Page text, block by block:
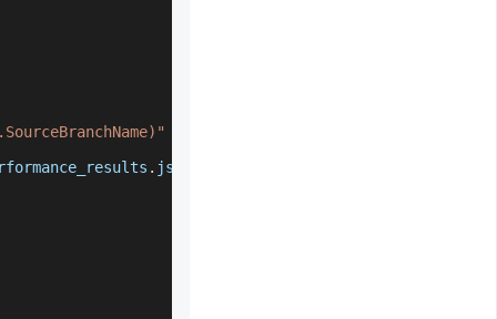
. json